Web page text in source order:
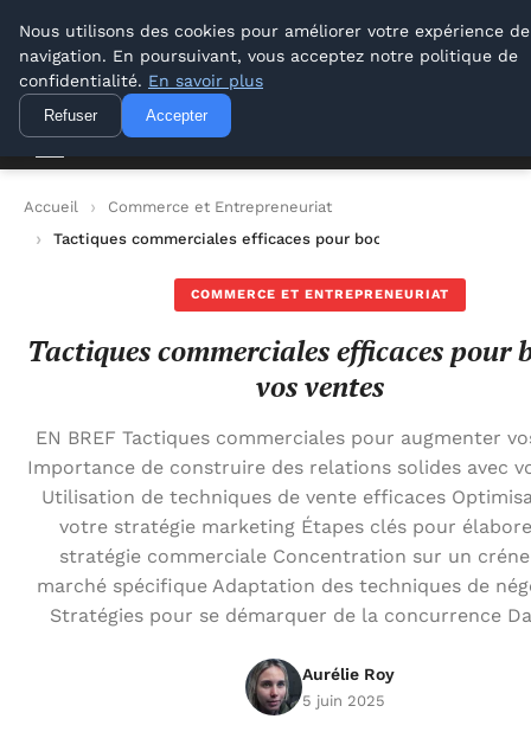
Lyon Photos
Lyon Photos
Accueil
Commerce et Entrepreneuriat
Tactiques commerciales efficaces pour booster vos ventes
COMMERCE ET ENTREPRENEURIAT
Tactiques commerciales efficaces pour
vos ventes
EN BREF Tactiques commerciales pour augmenter
Importance de construire des relations solides avec
Utilisation de techniques de vente efficaces
votre stratégie marketing Étapes clés pour
stratégie commerciale Concentration sur un
marché spécifique Adaptation des techniques de
Stratégies pour se démarquer de la concurrence
Aurélie Roy
5 juin 2025
Nous utilisons des cookies pour améliorer votre expérience de
navigation. En poursuivant, vous acceptez notre politique de
confidentialité. En savoir plus
Refuser Accepter